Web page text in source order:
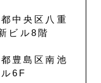
中央区八重
ビル8階
豊島区南池
6F